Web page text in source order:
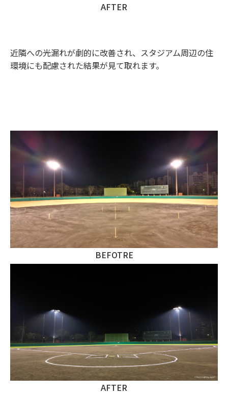
AFTER
近隣への光漏れが劇的に改善され、スタジアム周辺の住
環境にも配慮された結果が見て取れます。
BEFOTRE
AFTER